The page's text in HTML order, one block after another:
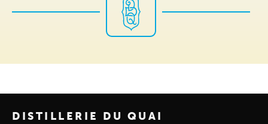
DISTILLERIE DU QUAI